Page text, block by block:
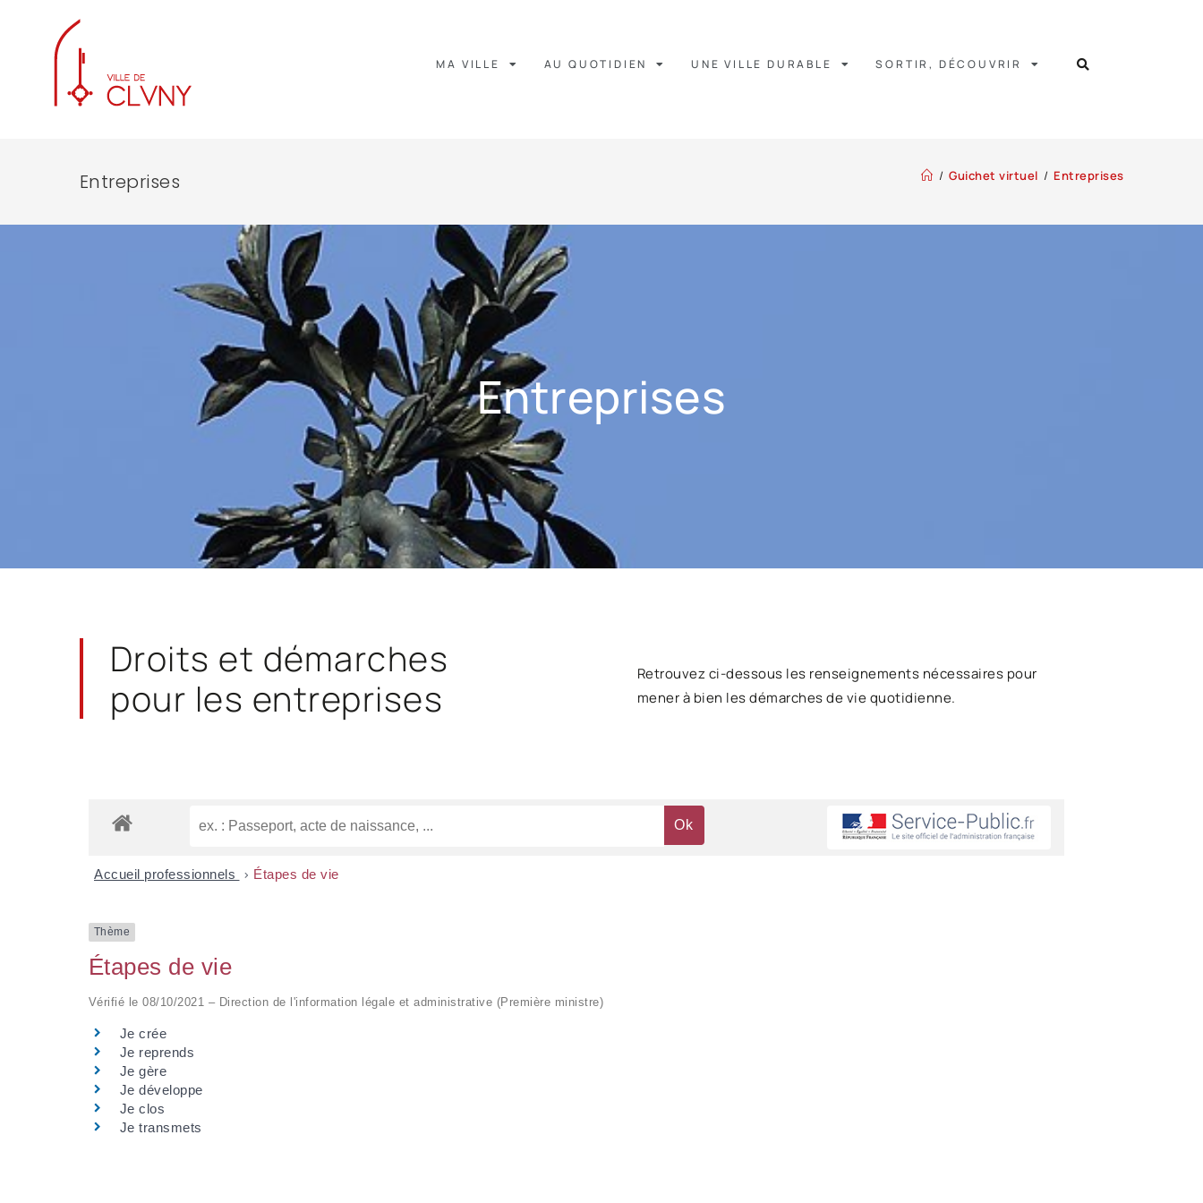
MA VILLE AU QUOTIDIEN UNE VILLE DURABLE SORTIR, DÉCOUVRIR
Entreprises / Guichet virtuel / Entreprises
Entreprises
Droits et démarches
pour les entreprises
Retrouvez ci-dessous les renseignements nécessaires pour
mener à bien les démarches de vie quotidienne.
Accueil professionnels > Étapes de vie
Thème
Étapes de vie
Vérifié le 08/10/2021 – Direction de l'information légale et administrative (Première ministre)
Je crée
Je reprends
Je gère
Je développe
Je clos
Je transmets